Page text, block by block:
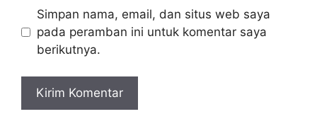
Simpan nama, email, dan situs web saya
pada peramban ini untuk komentar saya
berikutnya.